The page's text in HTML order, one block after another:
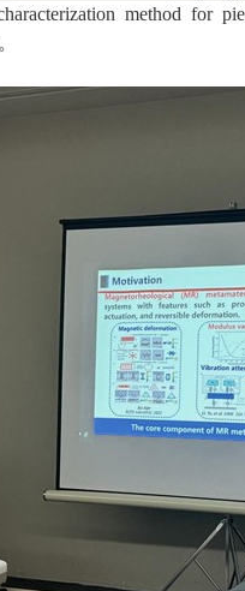
method for